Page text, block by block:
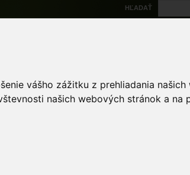
vášho zážitku z prehliadania
našich webových stránok a
HĽADAŤ
Chránené územia Mapové nástroje